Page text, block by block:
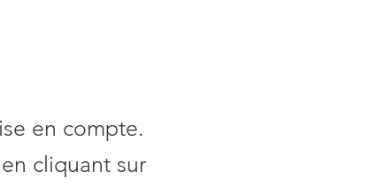
en compte.
cliquant sur